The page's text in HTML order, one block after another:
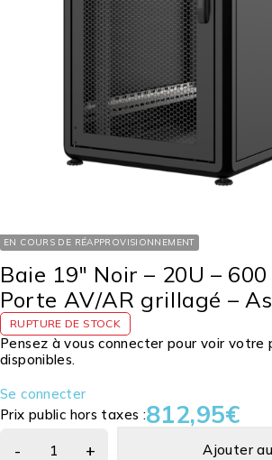
EN COURS DE RÉAPPROVISIONNEMENT
Baie 19″ Noir – 20U –
Porte AV/AR grillagé –
RUPTURE DE STOCK
Pensez à vous connecter pour voir
disponibles.
Se connecter
Prix public hors taxes :812,95€
Ajouter